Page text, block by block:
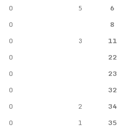
0
5
0
0
3
0
0
0
0
2
0
1
6
8
11
22
23
32
34
35